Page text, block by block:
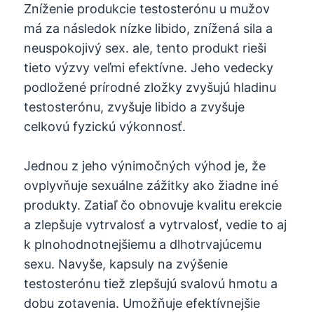
Zníženie produkcie testosterónu u mužov
má za následok nízke libido, znížená sila a
neuspokojivý sex. ale, tento produkt rieši
tieto výzvy veľmi efektívne. Jeho vedecky
podložené prírodné zložky zvyšujú hladinu
testosterónu, zvyšuje libido a zvyšuje
celkovú fyzickú výkonnosť.
Jednou z jeho výnimočných výhod je, že
ovplyvňuje sexuálne zážitky ako žiadne iné
produkty. Zatiaľ čo obnovuje kvalitu erekcie
a zlepšuje vytrvalosť a vytrvalosť, vedie to aj
k plnohodnotnejšiemu a dlhotrvajúcemu
sexu. Navyše, kapsuly na zvýšenie
testosterónu tiež zlepšujú svalovú hmotu a
dobu zotavenia. Umožňuje efektívnejšie